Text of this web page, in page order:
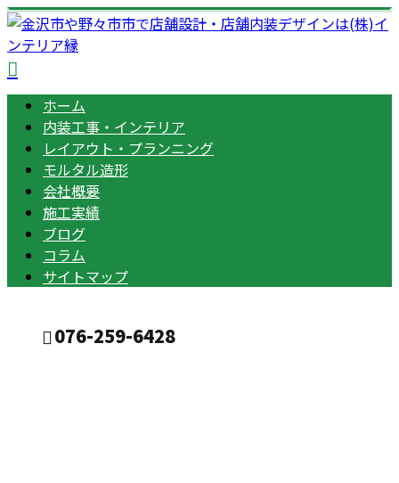
ホーム
内装工事・インテリア
レイアウト・プランニング
モルタル造形
会社概要
施工実績
ブログ
コラム
サイトマップ
076-259-6428